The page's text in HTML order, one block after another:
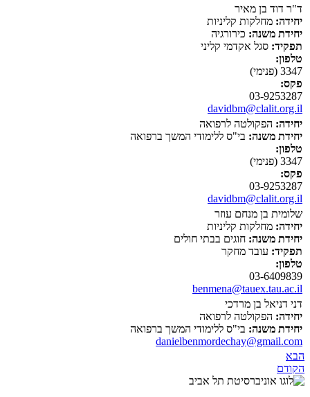
ד"ר דוד בן מאיר
יחידה: מחלקות קליניות
יחידת משנה: כירורגיה
תפקיד: סגל אקדמי קליני
טלפון:
3347 (פנימי)
פקס:
03-9253287
davidbm@clalit.org.il
יחידה: הפקולטה לרפואה
יחידת משנה: בי"ס ללימודי המשך ברפואה
טלפון:
3347 (פנימי)
פקס:
03-9253287
davidbm@clalit.org.il
שלומית בן מנחם עוזר
יחידה: מחלקות קליניות
יחידת משנה: חוגים בבתי חולים
תפקיד: עובד מחקר
טלפון:
03-6409839
benmena@tauex.tau.ac.il
דני דניאל בן מרדכי
יחידה: הפקולטה לרפואה
יחידת משנה: בי"ס ללימודי המשך ברפואה
danielbenmordechay@gmail.com
הבא
הקודם